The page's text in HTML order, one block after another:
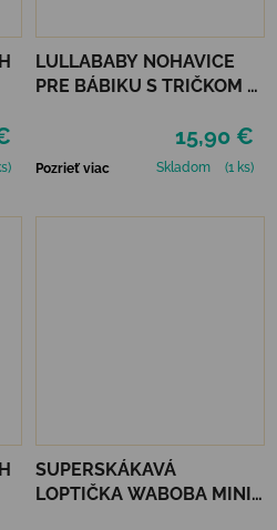
LULLABABY NOHAVICE
PRE BÁBIKU S TRIČKOM A
15,90 €
Pozrieť viac Skladom (1 ks)
SUPERSKÁKAVÁ
LOPTIČKA WABOBA MINI